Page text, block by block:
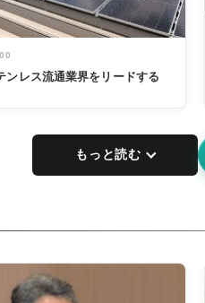
ンレス流通業界をリードする
もっと読む